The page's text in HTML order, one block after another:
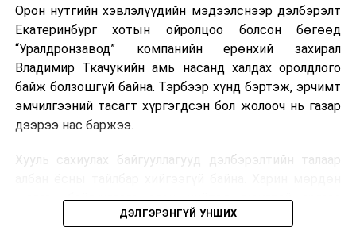
Мароккогийн хөдөлмөр эрхлэлтийн сайд мэдэгджээ.
Орон нутгийн хэвлэлүүдийн мэдээлснээр дэлбэрэлт
Екатеринбург хотын ойролцоо болсон бөгөөд
“Уралдронзавод” компанийн ерөнхий захирал
Владимир Ткачукийн амь насанд халдах оролдлого
байж болзошгүй байна. Тэрбээр хүнд бэртэж, эрчимт
эмчилгээний тасагт хүргэгдсэн бол жолооч нь газар
дээрээ нас баржээ.
Хууль сахиулах байгууллагууд дэлбэрэлтийн талаар
шалгах байгууллага олон нийтэд аюултай аргаар
хүний амь насанд халдахыг завдсан гэх үндэслэлээр
ДЭЛГЭРЭНГҮЙ УНШИХ